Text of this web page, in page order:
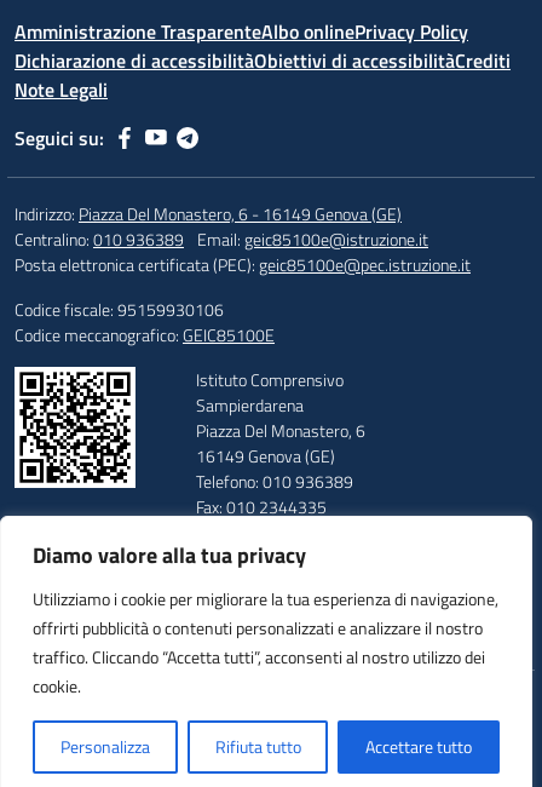
Diamo valore alla tua privacy
Utilizziamo i cookie per migliorare la tua esperienza di navigazione,
offrirti pubblicità o contenuti personalizzati e analizzare il nostro
traffico. Cliccando “Accetta tutti”, acconsenti al nostro utilizzo dei
cookie.
Personalizza Rifiuta tutto Accettare tutto
Amministrazione TrasparenteAlbo onlinePrivacy Policy
Dichiarazione di accessibilitàObiettivi di accessibilitàCrediti
Note Legali
Seguici su:
Indirizzo: Piazza Del Monastero, 6 - 16149 Genova (GE)
Centralino:010 936389 Email:geic85100e@istruzione.it
Posta elettronica certificata (PEC):geic85100e@pec.istruzione.it
Codice fiscale: 95159930106
Codice meccanografico:GEIC85100E
Istituto Comprensivo
Sampierdarena
Piazza Del Monastero, 6
16149 Genova (GE)
Telefono: 010 936389
Fax: 010 2344335
PEC: geic85100e@pec.istruzione.it
Codice Fiscale: 95159930106
Codice Univoco: UFUUAV